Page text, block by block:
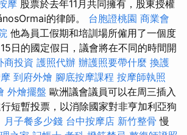
摩 股票於去年11月共同擁有，股東授權
的律師。 台胞證桃園 商業會
他為員工假期和培訓場所僱用了一個度
日的國定假日，議會將在不同的時間開
商投資 護照代辦 辦護照要帶什麼 換護
到府外燴 腳底按摩課程 按摩師執照
外燴擺盤 歐洲議會議員可以在周三插入
短暫投票，以消除國家對非亨加利亞狗
月子餐多少錢 台中按摩店 新竹整骨 慢